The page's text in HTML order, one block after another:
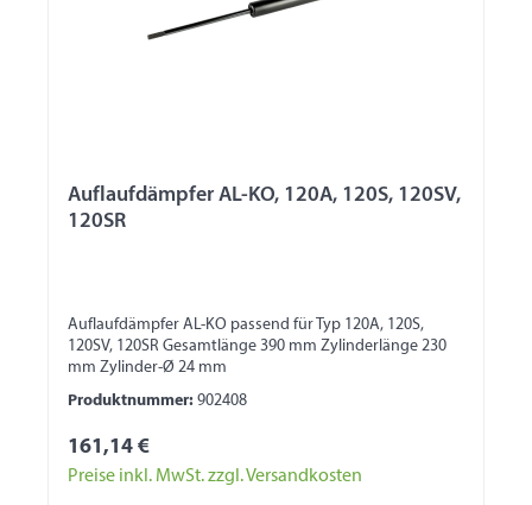
Auflaufdämpfer AL-KO, 120A, 120S, 120SV,
120SR
Auflaufdämpfer AL-KO passend für Typ 120A, 120S,
120SV, 120SR Gesamtlänge 390 mm Zylinderlänge 230
mm Zylinder-Ø 24 mm
Produktnummer: 902408
161,14 €
Preise inkl. MwSt. zzgl. Versandkosten